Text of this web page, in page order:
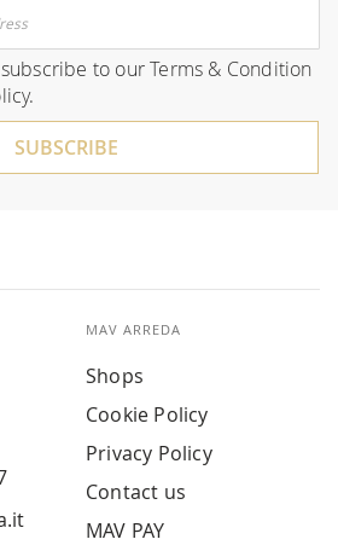
subscribe to ourTerms & Condition
.
SUBSCRIBE
MAV ARREDA
Shops
Cookie Policy
Privacy Policy
Contact us
MAV PAY